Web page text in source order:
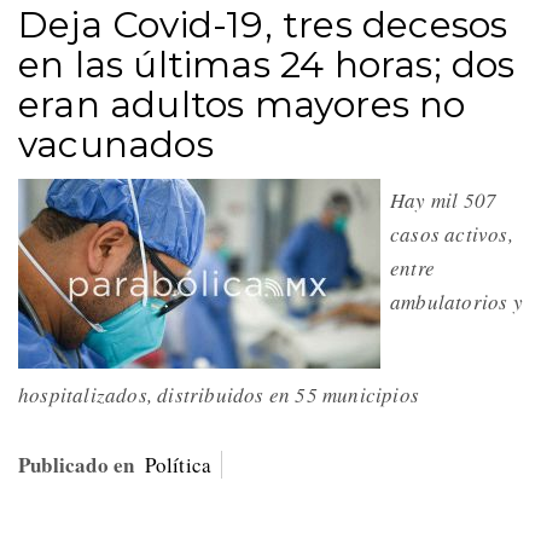
Deja Covid-19, tres decesos
en las últimas 24 horas; dos
eran adultos mayores no
vacunados
Hay mil 507
casos activos,
entre
ambulatorios y
hospitalizados, distribuidos en 55 municipios
Publicado en Política